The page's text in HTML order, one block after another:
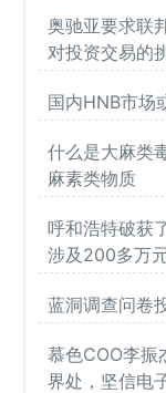
奥驰亚要求联
对投资交易的
国内HNB市场
什么是大麻类
麻素类物质
呼和浩特破获
涉及200多万
蓝洞调查问卷
慕色COO李振
界处，坚信电